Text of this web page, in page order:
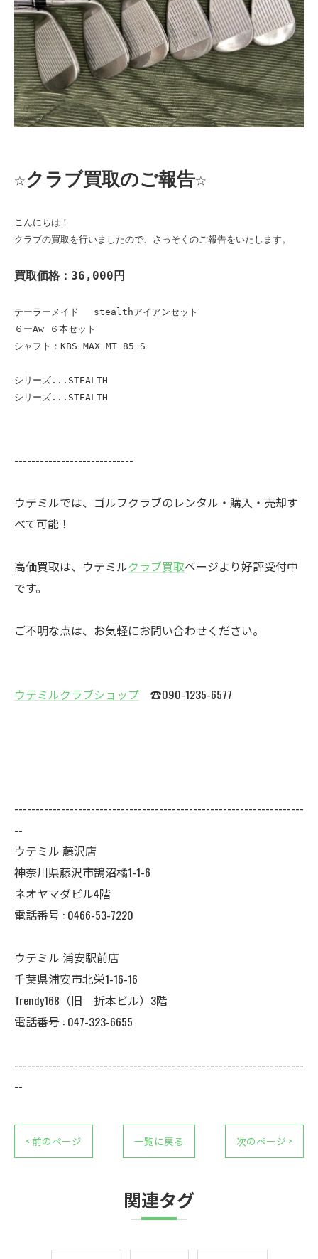
☆クラブ買取のご報告☆
こんにちは！
クラブの買取を行いましたので、さっそくのご報告をいたします。
買取価格：36,000円
テーラーメイド　 stealthアイアンセット
６ーAw ６本セット
シャフト：KBS MAX MT 85 S
シリーズ...STEALTH
シリーズ...STEALTH
----------------------------
ウテミルでは、ゴルフクラブのレンタル・購入・売却す
べて可能！
高価買取は、ウテミルクラブ買取ページより好評受付中
です。
ご不明な点は、お気軽にお問い合わせください。
ウテミルクラブショップ ☎090-1235-6577
--------------------------------------------------------------------
--
ウテミル 藤沢店
神奈川県藤沢市鵠沼橘1-1-6
ネオヤマダビル4階
電話番号 : 0466-53-7220
ウテミル 浦安駅前店
千葉県浦安市北栄1-16-16
Trendy168（旧 折本ビル）3階
電話番号 : 047-323-6655
--------------------------------------------------------------------
--
< 前のページ 一覧に戻る 次のページ >
関連タグ